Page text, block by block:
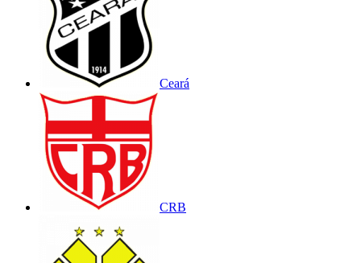
Ceará
CRB